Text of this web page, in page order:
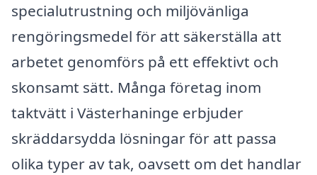
specialutrustning och miljövänliga
rengöringsmedel för att säkerställa att
arbetet genomförs på ett effektivt och
skonsamt sätt. Många företag inom
taktvätt i Västerhaninge erbjuder
skräddarsydda lösningar för att passa
olika typer av tak, oavsett om det handlar